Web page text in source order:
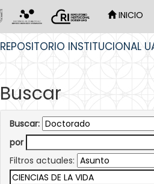
INICIO
REPOSITORIO INSTITUCIONAL
Buscar
Buscar:
por
Filtros actuales: